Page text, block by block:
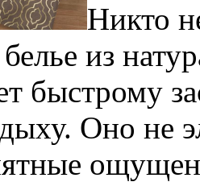
Никто
из
быстрому
Оно не